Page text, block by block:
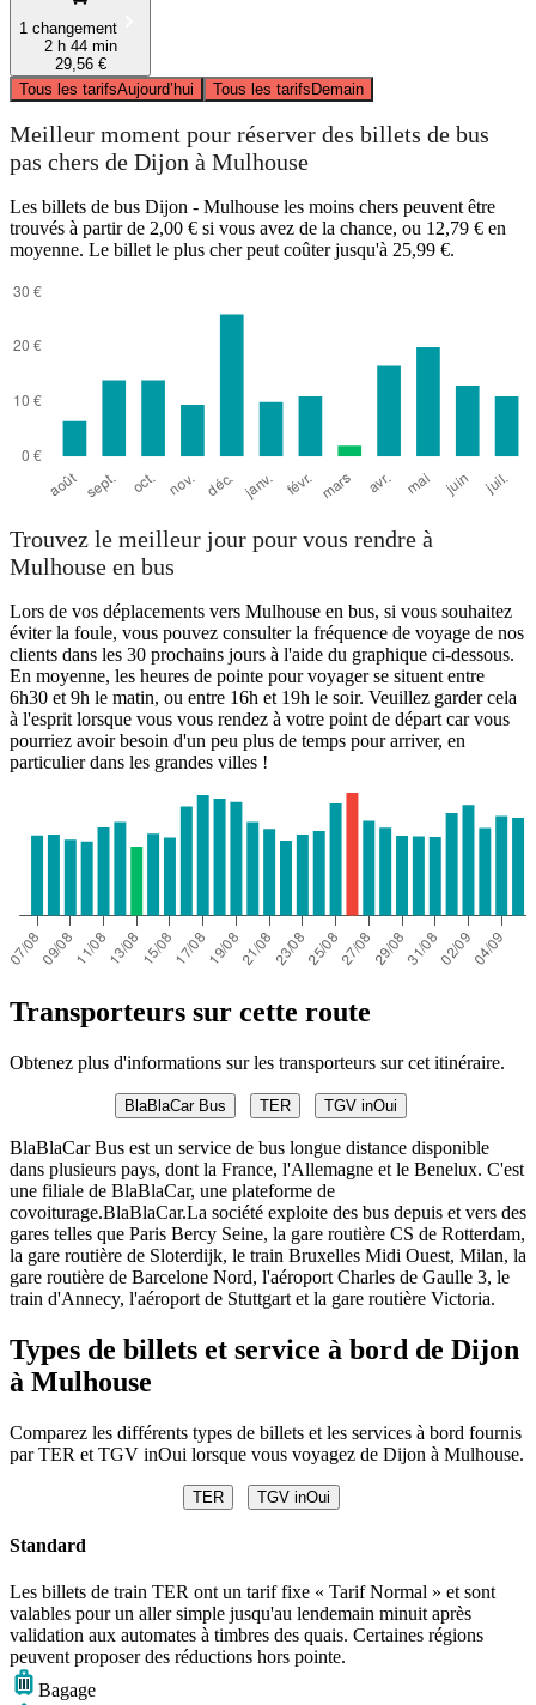
1 changement
2 h 44 min
29,56 €
Tous les tarifsAujourd’hui Tous les tarifsDemain
Meilleur moment pour réserver des billets de bus
pas chers de Dijon à Mulhouse
Les billets de bus Dijon - Mulhouse les moins chers peuvent être
trouvés à partir de 2,00 € si vous avez de la chance, ou 12,79 € en
moyenne. Le billet le plus cher peut coûter jusqu'à 25,99 €.
Trouvez le meilleur jour pour vous rendre à
Mulhouse en bus
Lors de vos déplacements vers Mulhouse en bus, si vous souhaitez
éviter la foule, vous pouvez consulter la fréquence de voyage de nos
clients dans les 30 prochains jours à l'aide du graphique ci-dessous.
En moyenne, les heures de pointe pour voyager se situent entre
6h30 et 9h le matin, ou entre 16h et 19h le soir. Veuillez garder cela
à l'esprit lorsque vous vous rendez à votre point de départ car vous
pourriez avoir besoin d'un peu plus de temps pour arriver, en
particulier dans les grandes villes !
Transporteurs sur cette route
Obtenez plus d'informations sur les transporteurs sur cet itinéraire.
BlaBlaCar Bus TER TGV inOui
BlaBlaCar Bus est un service de bus longue distance disponible
dans plusieurs pays, dont la France, l'Allemagne et le Benelux. C'est
une filiale de BlaBlaCar, une plateforme de
covoiturage.BlaBlaCar.La société exploite des bus depuis et vers des
gares telles que Paris Bercy Seine, la gare routière CS de Rotterdam,
la gare routière de Sloterdijk, le train Bruxelles Midi Ouest, Milan, la
gare routière de Barcelone Nord, l'aéroport Charles de Gaulle 3, le
train d'Annecy, l'aéroport de Stuttgart et la gare routière Victoria.
Types de billets et service à bord de Dijon
à Mulhouse
Comparez les différents types de billets et les services à bord fournis
par TER et TGV inOui lorsque vous voyagez de Dijon à Mulhouse.
TER TGV inOui
Standard
Les billets de train TER ont un tarif fixe « Tarif Normal » et sont
valables pour un aller simple jusqu'au lendemain minuit après
validation aux automates à timbres des quais. Certaines régions
peuvent proposer des réductions hors pointe.
Bagage